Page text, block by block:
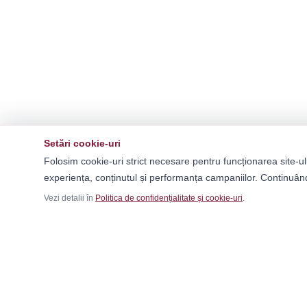
Setări cookie-uri
Folosim cookie-uri strict necesare pentru funcționarea
experiența, conținutul și performanța campaniilor.
Vezi detalii în Politica de confidențialitate și cookie-uri.